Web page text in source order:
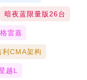
暗夜蓝限量版26台
雷嘉
利CMA架构
越L